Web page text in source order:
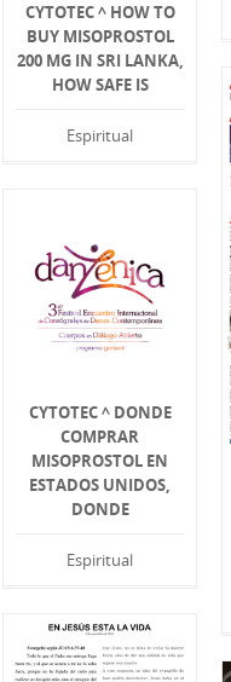
CYTOTEC ^ HOW TO
BUY MISOPROSTOL
200 MG IN SRI LANKA,
HOW SAFE IS
Espiritual
CYTOTEC ^ DONDE
COMPRAR
MISOPROSTOL EN
ESTADOS UNIDOS,
DONDE
Espiritual